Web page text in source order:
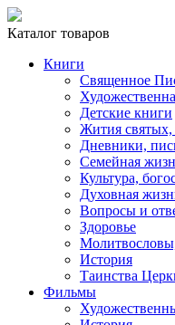
Каталог товаров
Книги
Священное
Детские книги
Жития
Дневники,
Семейная
Культура,
Духовная
Вопросы и
Здоровье
История
Таинства
Фильмы